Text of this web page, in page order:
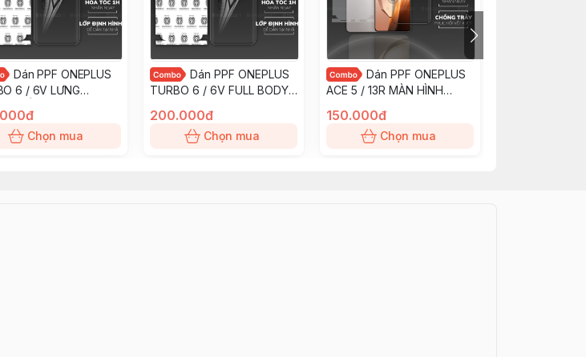
Dán PPF ONEPLUS
6 / 6V LƯNG
ít bám vân tay
Chọn mua
Dán PPF ONEPLUS
TURBO 6 / 6V FULL BODY
bám vân tay KINGSHIELD
200.000đ
Chọn mua
Dán PPF ONEPLUS
ACE 5 / 13R MÀN HÌNH
bám vân tay KINGSHIELD
150.000đ
Chọn mua